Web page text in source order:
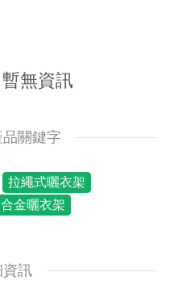
暫無資訊
關鍵字
拉繩式曬衣架
金曬衣架
資訊